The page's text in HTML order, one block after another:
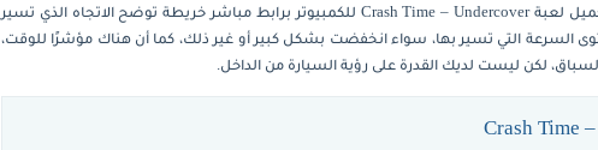
يظهر أمامك على الشاشة فور تحميل لعبة Crash Time – Undercover للكمبيوتر برابط مباشر خريطة توضح الاتجاه الذي تسير
السرعة التي تسير بها، سواء انخفضت بشكل كبير أو غير ذلك، كما أن هناك مؤشرًا للوقت،
لكن ليست لديك القدرة على رؤية السيارة من الداخل.